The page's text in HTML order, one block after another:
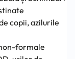
copii, azilurile
formale